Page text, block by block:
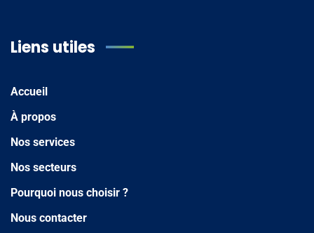
Liens utiles
Accueil
À propos
Nos services
Nos secteurs
Pourquoi nous choisir ?
Nous contacter